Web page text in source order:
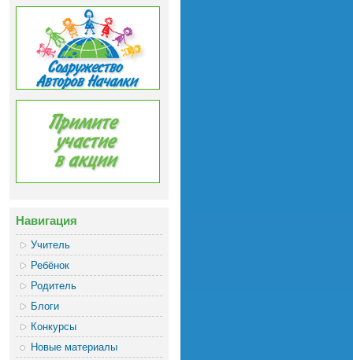
Навигация
Учитель
Ребёнок
Родитель
Блоги
Конкурсы
Новые материалы